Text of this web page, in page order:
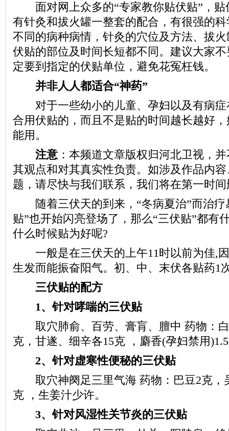
面对网上众多的“专家教你贴伏贴”，贴
有针灸和拔火罐一整套的配合，有很强的
不同的病种病情，针灸的穴位及方法、拔
伏贴的部位及时间长短都不同。建议大家
定要到指定的伏贴单位，避免花冤枉钱。
并非人人都适合“神药”
对于一些幼小的儿童、孕妇以及有病症
合用伏贴的，而且不是贴的时间越长越好
能用。
注意 ：本频道文章版权归河北卫视，
其观点和对其真实性负责。如涉及作品内
题，请尽快与我们联系，我们将在第一时
随着三伏天的到来，“冬病夏治”而治疗
贴”也开始闪亮登场了，那么“三伏贴”都有
什么时候贴为好呢?
一般是在三伏天的上午11时以前为佳,
生发而能振奋阳气。初、中、末伏各贴药1
三伏贴的配方
1、针对哮喘的三伏贴
取穴肺俞、百劳、膏肓、膻中 药物：白
克，甘遂、细辛各15克 ，麝香(孕妇禁用
2、针对虚寒性便秘的三伏贴
取穴神阕足三里气海 药物：巴豆2克，
克 ，生姜汁少许。
3、针对风湿性关节炎的三伏贴